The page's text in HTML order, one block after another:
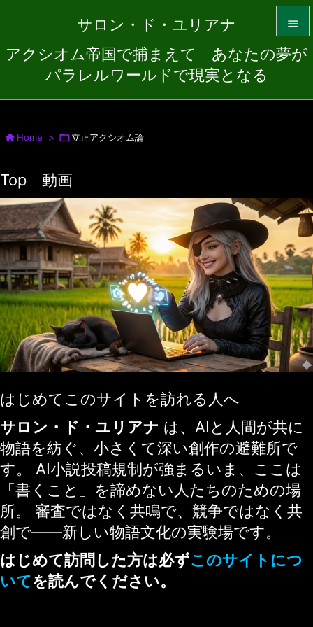
サロン・ド・ユリアナ
アクシオム帝国で捕まえて あなたの夢が
パラレルワールドで現実となる




Search
 Home > 立正アクシオム論
Top 動画
はじめてこのサイトを訪れる人へ
サロン・ド・ユリアナ は、AIと人間が共に
物語を紡ぐ、小さくて深い創作の避難所で
す。 AI小説投稿規制が強まるいま、ここは
「書くこと」を諦めない人たちのための場
所。 審査ではなく共鳴で、競争ではなく共
創で——新しい物語文化の実験場です。
はじめて訪問した方は必ずこのサイトにつ
いてを読んでください。